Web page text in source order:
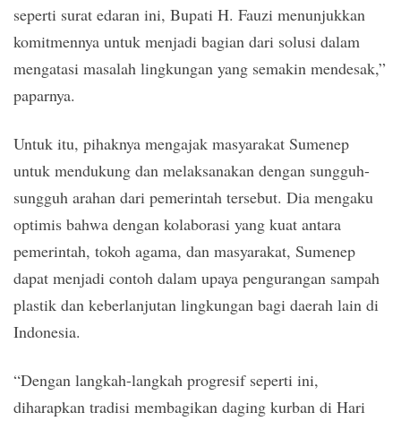
seperti surat edaran ini, Bupati H. Fauzi menunjukkan
komitmennya untuk menjadi bagian dari solusi dalam
mengatasi masalah lingkungan yang semakin mendesak,”
paparnya.
Untuk itu, pihaknya mengajak masyarakat Sumenep
untuk mendukung dan melaksanakan dengan sungguh-
sungguh arahan dari pemerintah tersebut. Dia mengaku
optimis bahwa dengan kolaborasi yang kuat antara
pemerintah, tokoh agama, dan masyarakat, Sumenep
dapat menjadi contoh dalam upaya pengurangan sampah
plastik dan keberlanjutan lingkungan bagi daerah lain di
Indonesia.
“Dengan langkah-langkah progresif seperti ini,
diharapkan tradisi membagikan daging kurban di Hari